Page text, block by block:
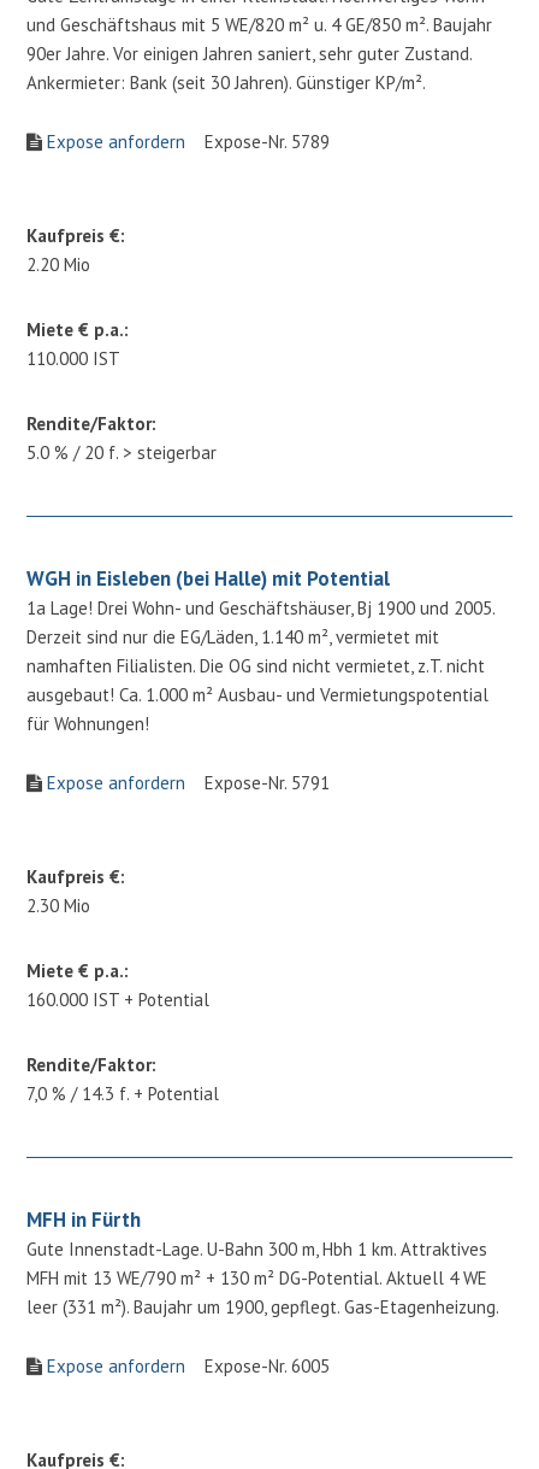
und Geschäftshaus mit 5 WE/820 m² u. 4 GE/850 m². Baujahr
90er Jahre. Vor einigen Jahren saniert, sehr guter Zustand.
Ankermieter: Bank (seit 30 Jahren). Günstiger KP/m².
Expose anfordern Expose-Nr. 5789
Kaufpreis €:
2.20 Mio
Miete € p.a.:
110.000 IST
Rendite/Faktor:
5.0 % / 20 f. > steigerbar
WGH in Eisleben (bei Halle) mit Potential
1a Lage! Drei Wohn- und Geschäftshäuser, Bj 1900 und 2005.
Derzeit sind nur die EG/Läden, 1.140 m², vermietet mit
namhaften Filialisten. Die OG sind nicht vermietet, z.T. nicht
ausgebaut! Ca. 1.000 m² Ausbau- und Vermietungspotential
für Wohnungen!
Expose anfordern Expose-Nr. 5791
Kaufpreis €:
2.30 Mio
Miete € p.a.:
160.000 IST + Potential
Rendite/Faktor:
7,0 % / 14.3 f. + Potential
MFH in Fürth
Gute Innenstadt-Lage. U-Bahn 300 m, Hbh 1 km. Attraktives
MFH mit 13 WE/790 m² + 130 m² DG-Potential. Aktuell 4 WE
leer (331 m²). Baujahr um 1900, gepflegt. Gas-Etagenheizung.
Expose anfordern Expose-Nr. 6005
Kaufpreis €: